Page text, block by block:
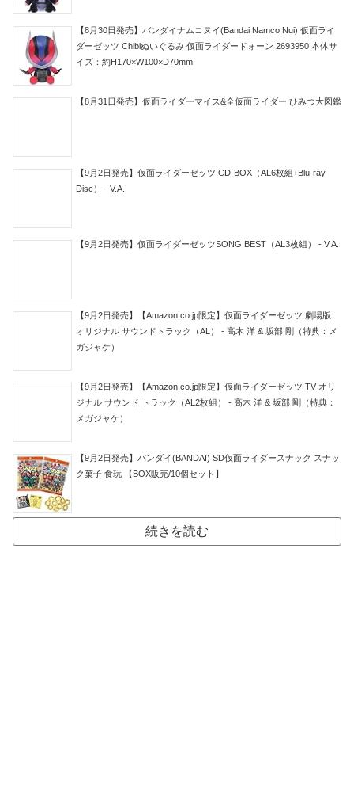
【8月30日発売】バンダイナムコヌイ(Bandai Namco Nui) 仮面ライ
ダーゼッツ Chibiぬいぐるみ 仮面ライダードォーン 2693950 本体サ
イズ：約H170×W100×D70mm
【8月31日発売】仮面ライダーマイス&全仮面ライダー ひみつ大図鑑
【9月2日発売】仮面ライダーゼッツ CD-BOX（AL6枚組+Blu-ray
Disc） - V.A.
【9月2日発売】仮面ライダーゼッツSONG BEST（AL3枚組） - V.A.
【9月2日発売】【Amazon.co.jp限定】仮面ライダーゼッツ 劇場版
オリジナル サウンドトラック（AL） - 高木 洋 & 坂部 剛（特典：メ
ガジャケ）
【9月2日発売】【Amazon.co.jp限定】仮面ライダーゼッツ TV オリ
ジナル サウンド トラック（AL2枚組） - 高木 洋 & 坂部 剛（特典：
メガジャケ）
【9月2日発売】バンダイ(BANDAI) SD仮面ライダースナック スナッ
ク菓子 食玩 【BOX販売/10個セット】
続きを読む